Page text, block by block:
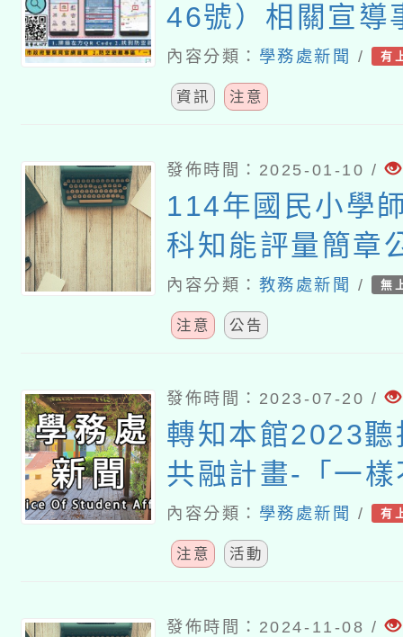
46號）相關宣導
內容分類： 學務處新聞 / 有
資訊 注意
發佈時間：2025-01-10 /
114年國民小學
科知能評量簡章
內容分類： 教務處新聞 / 無
注意 公告
發佈時間：2023-07-20 /
轉知本館2023
共融計畫-「一
的身體是座博物
活動宣傳
內容分類： 學務處新聞 / 有
注意 活動
發佈時間：2024-11-08 /